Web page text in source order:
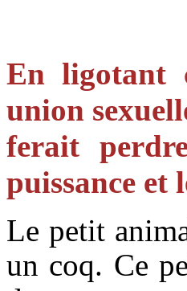
En ligotant
union
ferait
puissance et
Le petit
un coq. Ce